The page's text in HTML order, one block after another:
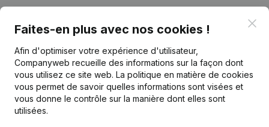
Faites-en plus avec nos cookies !
Afin d'optimiser votre expérience d'utilisateur,
Companyweb recueille des informations sur la façon dont
vous utilisez ce site web. La politique en matière de cookies
vous permet de savoir quelles informations sont visées et
vous donne le contrôle sur la manière dont elles sont
utilisées.
Français
Kantorenpark Everest
Produit
Informations d’entreprise
Monitoring
Recherche internationale